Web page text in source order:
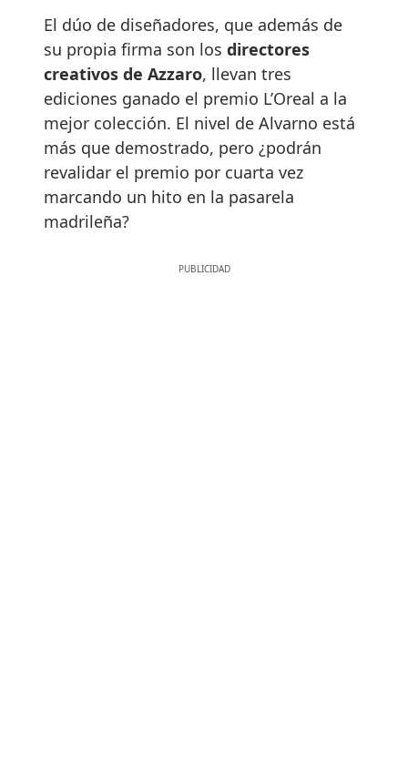
El dúo de diseñadores, que además de
su propia firma son los directores
creativos de Azzaro, llevan tres
ediciones ganado el premio L’Oreal a la
mejor colección. El nivel de Alvarno está
más que demostrado, pero ¿podrán
revalidar el premio por cuarta vez
marcando un hito en la pasarela
madrileña?